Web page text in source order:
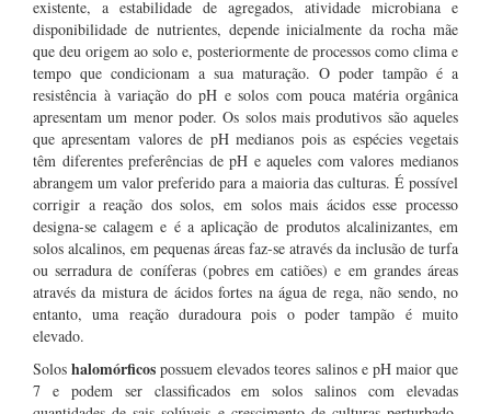
existente, a estabilidade de agregados, atividade microbiana e
disponibilidade de nutrientes, depende inicialmente da rocha mãe
que deu origem ao solo e, posteriormente de processos como clima e
tempo que condicionam a sua maturação. O poder tampão é a
resistência à variação do pH e solos com pouca matéria orgânica
apresentam um menor poder. Os solos mais produtivos são aqueles
que apresentam valores de pH medianos pois as espécies vegetais
têm diferentes preferências de pH e aqueles com valores medianos
abrangem um valor preferido para a maioria das culturas. É possível
corrigir a reação dos solos, em solos mais ácidos esse processo
designa-se calagem e é a aplicação de produtos alcalinizantes, em
solos alcalinos, em pequenas áreas faz-se através da inclusão de turfa
ou serradura de coníferas (pobres em catiões) e em grandes áreas
através da mistura de ácidos fortes na água de rega, não sendo, no
entanto, uma reação duradoura pois o poder tampão é muito
elevado.
Soloshalomórficos possuem elevados teores salinos e pH maior que
7 e podem ser classificados em solos salinos com elevadas